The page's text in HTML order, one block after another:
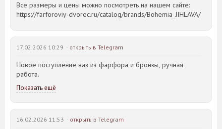
Все размеры и цены можно посмотреть на нашем сайте:
https://farforoviy-dvorec.ru/catalog/brands/Bohemia_JIHLAVA/
17.02.2026 10:29 · открыть в Telegram
Новое поступление ваз из фарфора и бронзы, ручная
работа.
Показать ещё
16.02.2026 11:53 · открыть в Telegram